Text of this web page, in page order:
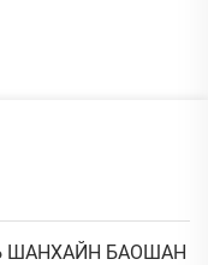
ШАНХАЙН БАОШАН